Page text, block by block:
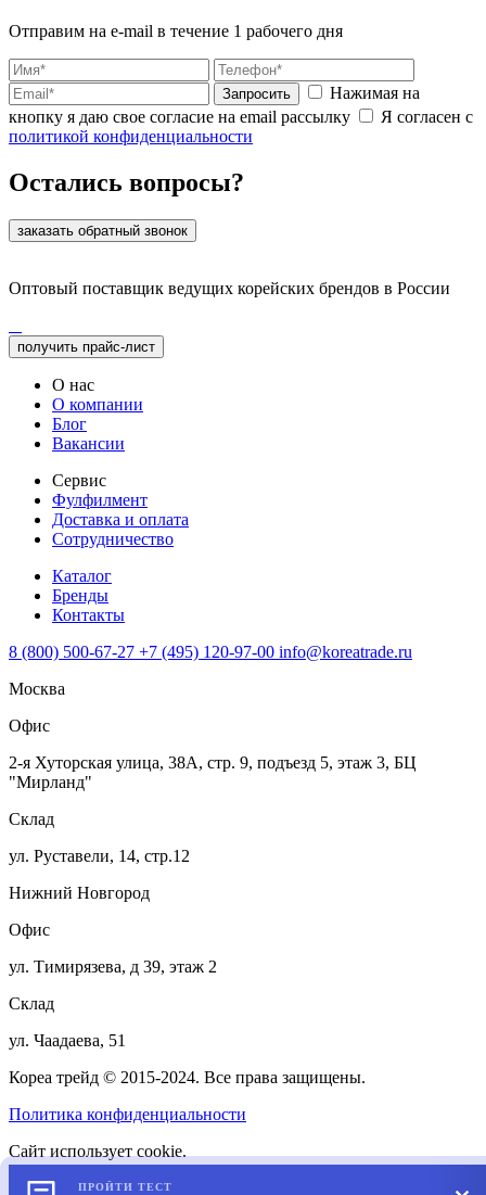
Отправим на e-mail в течение 1 рабочего дня
Запросить
Нажимая на
кнопку я даю свое согласие на email рассылку
Я согласен с
политикой конфиденциальности
Остались вопросы?
заказать обратный звонок
Оптовый поставщик ведущих корейских брендов в России
получить прайс-лист
О нас
О компании
Блог
Вакансии
Сервис
Фулфилмент
Доставка и оплата
Сотрудничество
Каталог
Бренды
Контакты
8 (800) 500-67-27 +7 (495) 120-97-00 info@koreatrade.ru
Москва
Офис
2-я Хуторская улица, 38А, стр. 9, подъезд 5, этаж 3, БЦ
"Мирланд"
Склад
ул. Руставели, 14, стр.12
Нижний Новгород
Офис
ул. Тимирязева, д 39, этаж 2
Склад
ул. Чаадаева, 51
Кореа трейд © 2015-2024. Все права защищены.
Политика конфиденциальности
Сайт использует cookie.
Согласие на обработку персональных данных.
ПРОЙТИ ТЕСТ